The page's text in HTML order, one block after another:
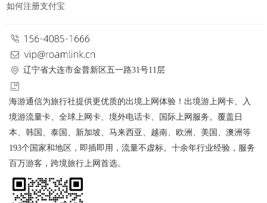
如何注册支付宝
辽宁省大连市金普新区五一路31号11层
海游通信为旅行社提供更优质的出境上网体验！出境游上网卡、入
境游流量卡、全球上网卡、境外电话卡、国际上网服务。覆盖日
本、韩国、泰国、新加坡、马来西亚、越南、欧洲、美国、澳洲等
193个国家和地区，即插即用，流量不虚标。十余年行业经验，服务
百万游客，跨境旅行上网首选。